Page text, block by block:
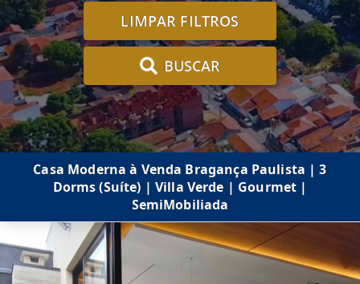
LIMPAR FILTROS
BUSCAR
Casa Moderna à Venda Bragança Paulista | 3
Dorms (Suíte) | Villa Verde | Gourmet |
SemiMobiliada